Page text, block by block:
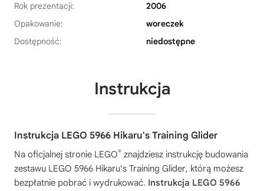
Rok prezentacji:
2006
Opakowanie:
woreczek
Dostępność:
niedostępne
Instrukcja
Instrukcja LEGO 5966 Hikaru's Training Glider
Na oficjalnej stronie LEGO® znajdziesz instrukcję budowania
zestawu LEGO 5966 Hikaru's Training Glider, którą możesz
bezpłatnie pobrać i wydrukować. Instrukcja LEGO 5966